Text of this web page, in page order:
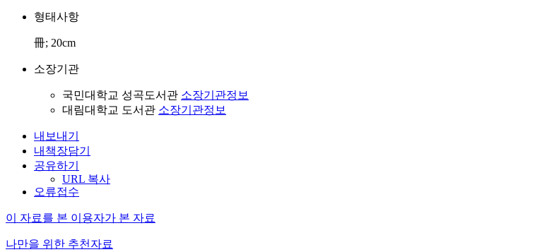
형태사항
冊; 20cm
소장기관
국민대학교 성곡도서관 소장기관정보
대림대학교 도서관 소장기관정보
내보내기
내책장담기
공유하기
URL 복사
오류접수
이 자료를 본 이용자가 본 자료
나만을 위한 추천자료